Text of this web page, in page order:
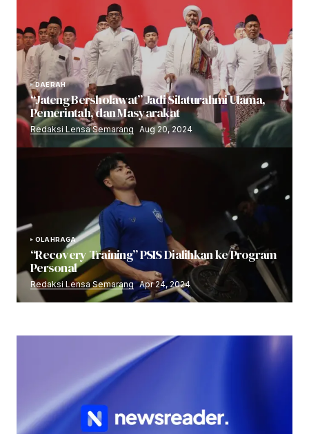
DAERAH
“Jateng Bersholawat” Jadi Silaturahmi Ulama,
Pemerintah, dan Masyarakat
Redaksi Lensa Semarang Aug 20, 2024
OLAHRAGA
“Recovery Training” PSIS Dialihkan ke Program
Personal
Redaksi Lensa Semarang Apr 24, 2024